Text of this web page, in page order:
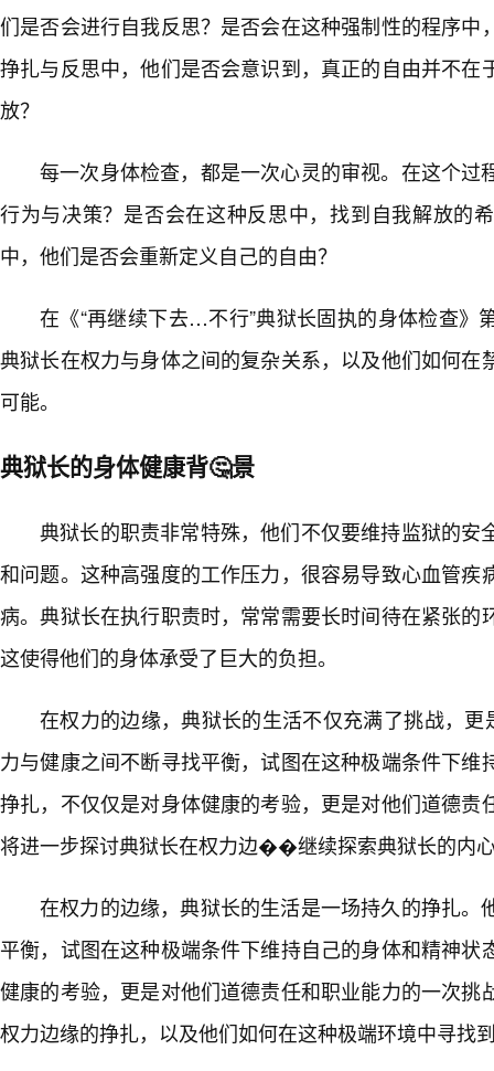
们是否会进行自我反思？是否会在这种强制性的程序中
挣扎与反思中，他们是否会意识到，真正的自由并不在
放？
每一次身体检查，都是一次心灵的审视。在这个过
行为与决策？是否会在这种反思中，找到自我解放的
中，他们是否会重新定义自己的自由？
在《“再继续下去…不行”典狱长固执的身体检查》
典狱长在权力与身体之间的复杂关系，以及他们如何在
可能。
典狱长的身体健康背🤔景
典狱长的职责非常特殊，他们不仅要维持监狱的安
和问题。这种高强度的工作压力，很容易导致心血管疾
病。典狱长在执行职责时，常常需要长时间待在紧张的
这使得他们的身体承受了巨大的负担。
在权力的边缘，典狱长的生活不仅充满了挑战，更
力与健康之间不断寻找平衡，试图在这种极端条件下维
挣扎，不仅仅是对身体健康的考验，更是对他们道德责
将进一步探讨典狱长在权力边��继续探索典狱长的内
在权力的边缘，典狱长的生活是一场持久的挣扎。
平衡，试图在这种极端条件下维持自己的身体和精神状
健康的考验，更是对他们道德责任和职业能力的一次挑
权力边缘的挣扎，以及他们如何在这种极端环境中寻找